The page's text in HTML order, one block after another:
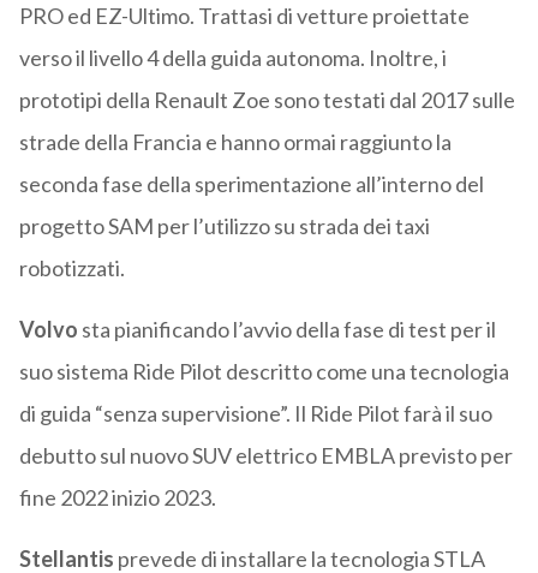
PRO ed EZ-Ultimo. Trattasi di vetture proiettate
verso il livello 4 della guida autonoma. Inoltre, i
prototipi della Renault Zoe sono testati dal 2017 sulle
strade della Francia e hanno ormai raggiunto la
seconda fase della sperimentazione all’interno del
progetto SAM per l’utilizzo su strada dei taxi
robotizzati.
Volvo sta pianificando l’avvio della fase di test per il
suo sistema Ride Pilot descritto come una tecnologia
di guida “senza supervisione”. Il Ride Pilot farà il suo
debutto sul nuovo SUV elettrico EMBLA previsto per
fine 2022 inizio 2023.
Stellantis prevede di installare la tecnologia STLA